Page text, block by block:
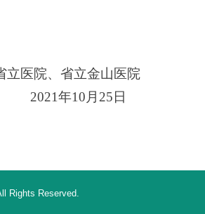
立医院、省立金山医院
2021年10 月25 日
Rights Reserved.